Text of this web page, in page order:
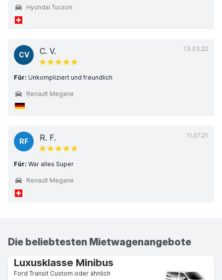
Hyundai Tucson
13.03.22
CV C. V.
Für: Unkompliziert und freundlich
Renault Megane
11.07.21
RF R. F.
Für: War alles Super
Renault Megane
Die beliebtesten Mietwagenangebote
Luxusklasse Minibus
Ford Transit Custom oder ähnlich